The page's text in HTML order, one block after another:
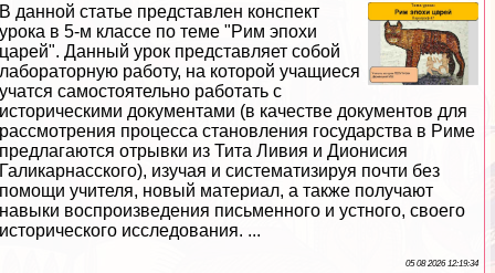
В данной статье представлен конспект
урока в 5-м классе по теме "Рим эпохи
царей". Данный урок представляет собой
лабораторную работу, на которой учащиеся
учатся самостоятельно работать с
историческими документами (в качестве документов для
рассмотрения процесса становления государства в Риме
предлагаются отрывки из Тита Ливия и Дионисия
Галикарнасского), изучая и систематизируя почти без
помощи учителя, новый материал, а также получают
навыки воспроизведения письменного и устного, своего
исторического исследования. ...
05 08 2026 12:19:34